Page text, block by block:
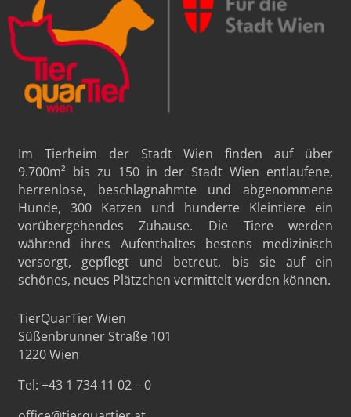
Im Tierheim der Stadt Wien finden auf über
9.700m² bis zu 150 in der Stadt Wien entlaufene,
herrenlose, beschlagnahmte und abgenommene
Hunde, 300 Katzen und hunderte Kleintiere ein
vorübergehendes Zuhause. Die Tiere werden
während ihres Aufenthaltes bestens medizinisch
versorgt, gepflegt und betreut, bis sie auf ein
schönes, neues Plätzchen vermittelt werden können.
TierQuarTier Wien
Süßenbrunner Straße 101
1220 Wien
Tel: +43 1 734 11 02 – 0